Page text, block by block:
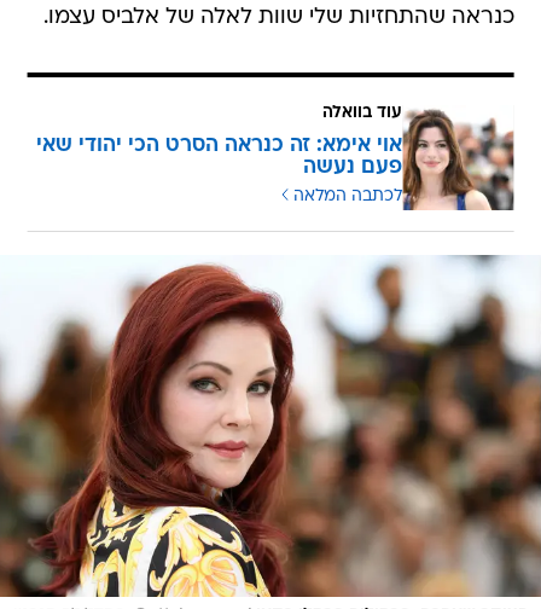
כנראה שהתחזיות שלי שוות לאלה של אלביס עצמו.
עוד בוואלה
אוי אימא: זה כנראה הסרט הכי יהודי שאי
פעם נעשה
לכתבה המלאה